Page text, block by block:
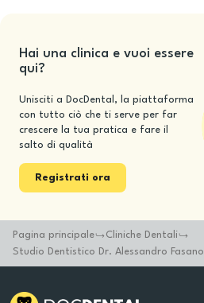
Hai una clinica e vuoi essere
qui?
Unisciti a DocDental, la piattaforma
con tutto ciò che ti serve per far
crescere la tua pratica e fare il
salto di qualità
Registrati ora
Pagina principale
Cliniche Dentali
Studio Dentistico Dr. Alessandro Fasano